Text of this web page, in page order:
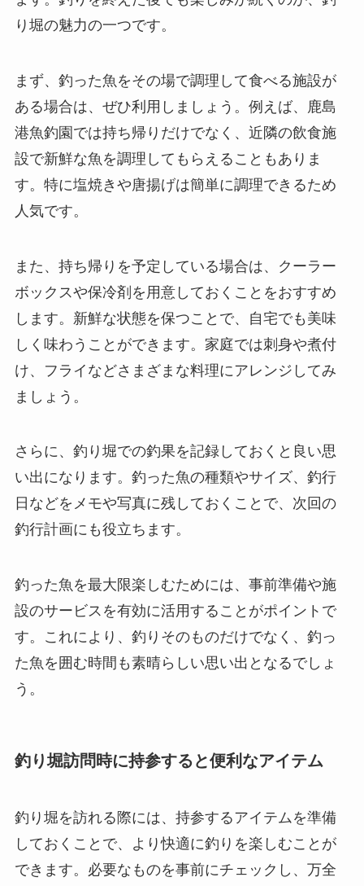
り堀の魅力の一つです。
まず、釣った魚をその場で調理して食べる施設が
ある場合は、ぜひ利用しましょう。例えば、鹿島
港魚釣園では持ち帰りだけでなく、近隣の飲食施
設で新鮮な魚を調理してもらえることもありま
す。特に塩焼きや唐揚げは簡単に調理できるため
人気です。
また、持ち帰りを予定している場合は、クーラー
ボックスや保冷剤を用意しておくことをおすすめ
します。新鮮な状態を保つことで、自宅でも美味
しく味わうことができます。家庭では刺身や煮付
け、フライなどさまざまな料理にアレンジしてみ
ましょう。
さらに、釣り堀での釣果を記録しておくと良い思
い出になります。釣った魚の種類やサイズ、釣行
日などをメモや写真に残しておくことで、次回の
釣行計画にも役立ちます。
釣った魚を最大限楽しむためには、事前準備や施
設のサービスを有効に活用することがポイントで
す。これにより、釣りそのものだけでなく、釣っ
た魚を囲む時間も素晴らしい思い出となるでしょ
う。
釣り堀訪問時に持参すると便利なアイテム
釣り堀を訪れる際には、持参するアイテムを準備
しておくことで、より快適に釣りを楽しむことが
できます。必要なものを事前にチェックし、万全